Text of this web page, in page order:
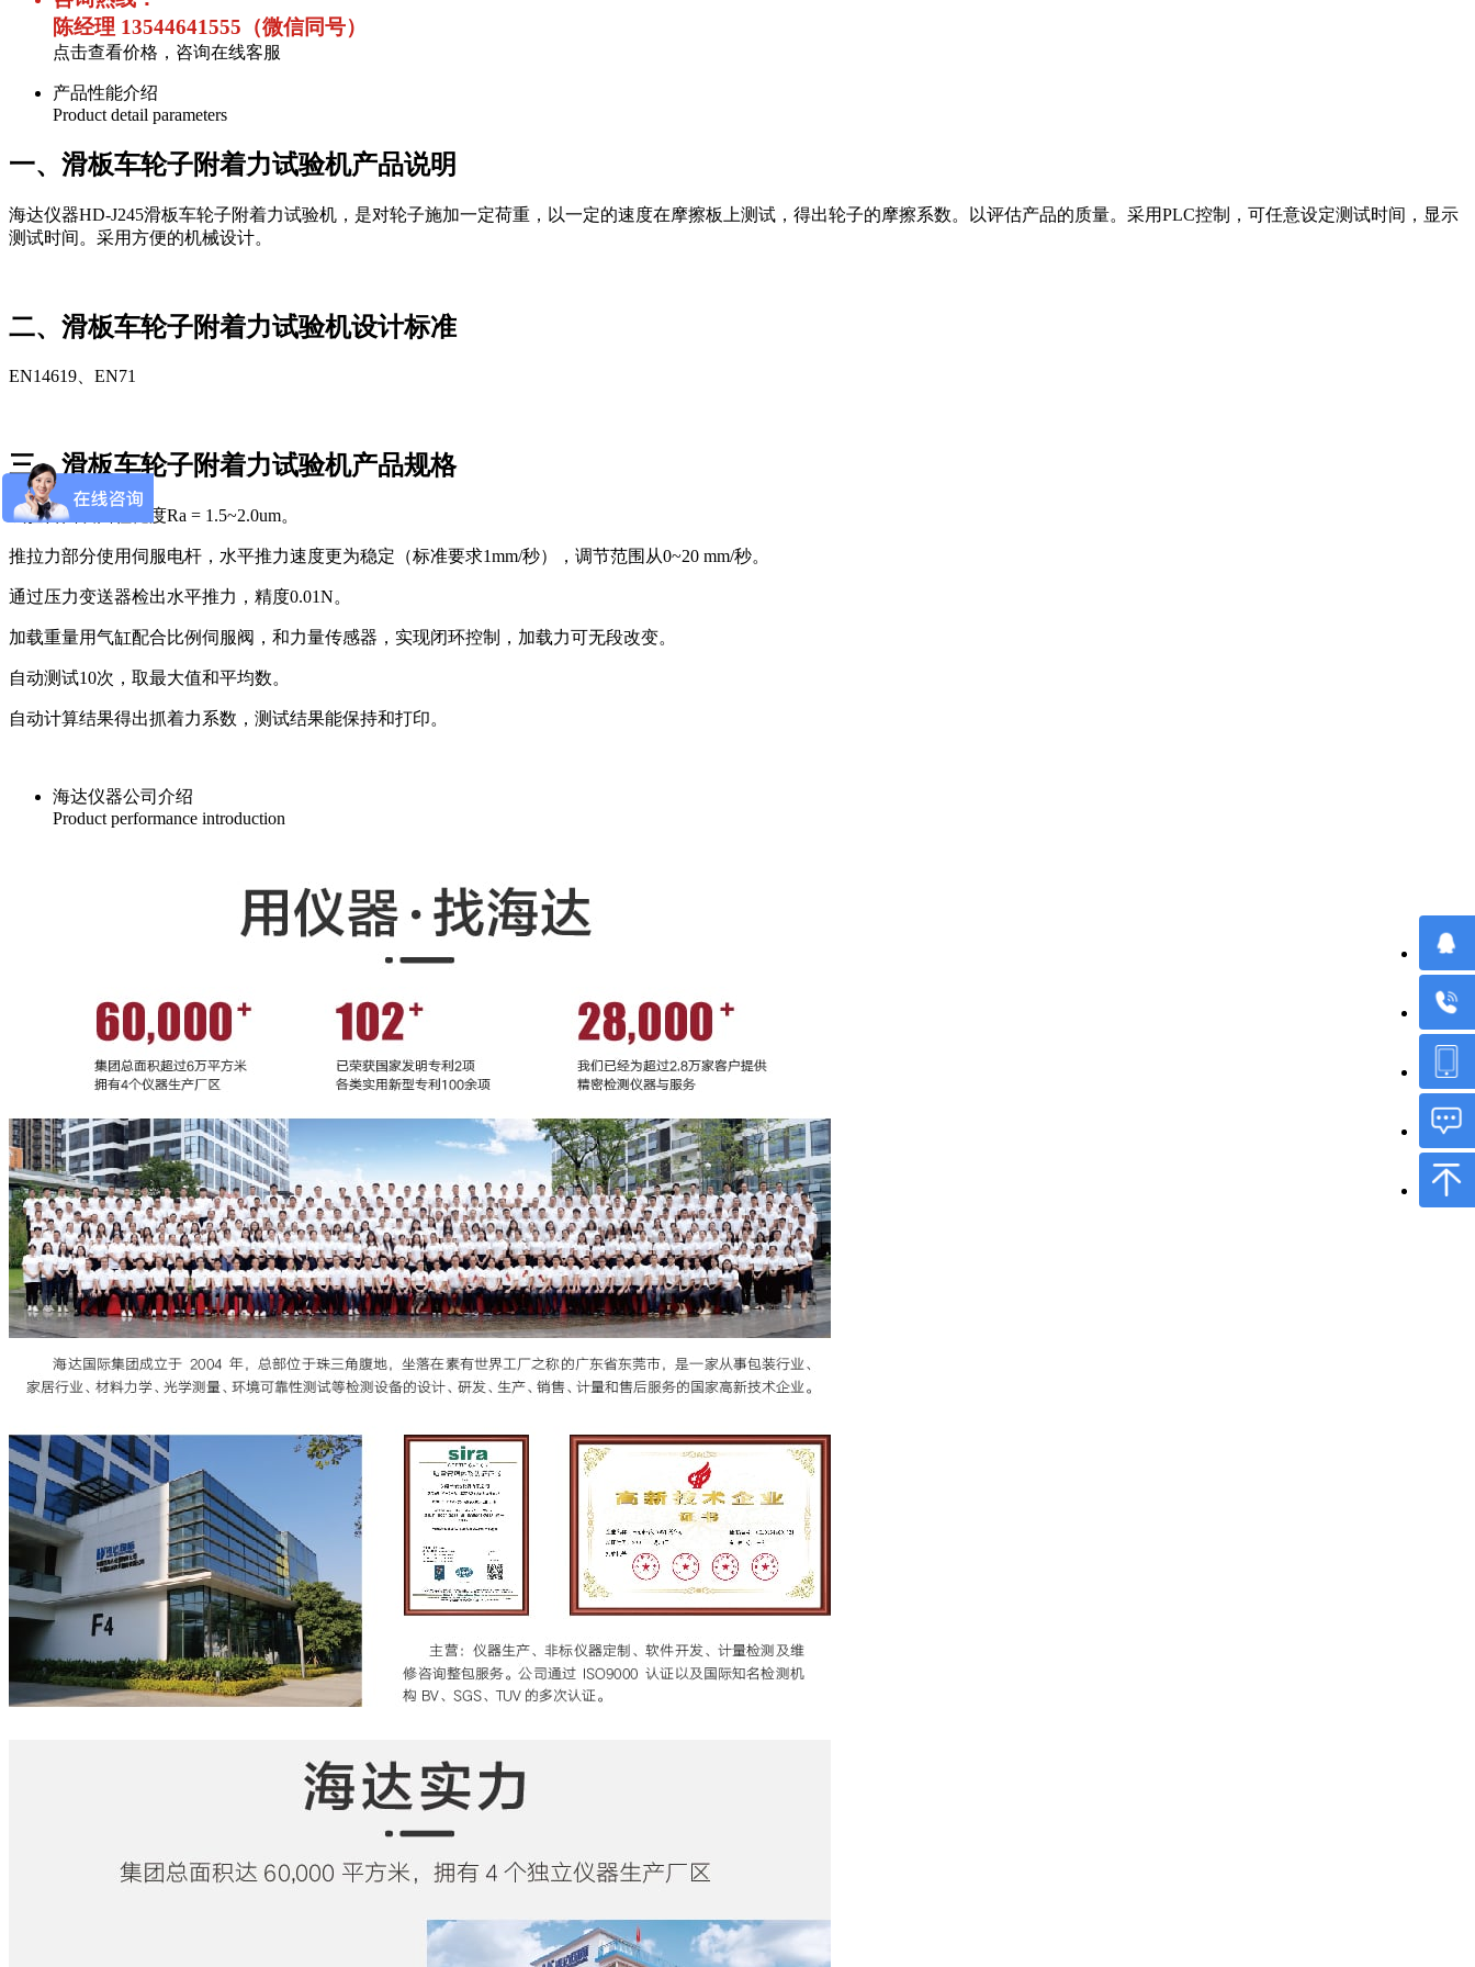
陈经理 13544641555（微信同号）
点击查看价格，咨询在线客服
产品性能介绍
Product detail parameters
一、滑板车轮子附着力试验机产品说明
海达仪器HD-J245滑板车轮子附着力试验机，是对轮子施加一定荷重，以一定的速度在摩擦板上测试，得出轮子的摩擦系数。以评估产品的质量。采用PLC控制，可任意设定测试时间，显示
测试时间。采用方便的机械设计。
二、滑板车轮子附着力试验机设计标准
EN14619、EN71
三、滑板车轮子附着力试验机产品规格
试验台面表面粗糙度Ra = 1.5~2.0um。
推拉力部分使用伺服电杆，水平推力速度更为稳定（标准要求1mm/秒），调节范围从0~20 mm/秒。
通过压力变送器检出水平推力，精度0.01N。
加载重量用气缸配合比例伺服阀，和力量传感器，实现闭环控制，加载力可无段改变。
自动测试10次，取最大值和平均数。
自动计算结果得出抓着力系数，测试结果能保持和打印。
海达仪器公司介绍
Product performance introduction